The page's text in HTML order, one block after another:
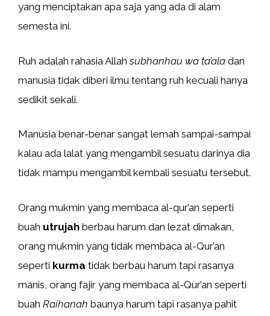
yang menciptakan apa saja yang ada di alam
semesta ini.
Ruh adalah rahasia Allahsubhanhau wa ta’ala dan
manusia tidak diberi ilmu tentang ruh kecuali hanya
sedikit sekali.
Manusia benar-benar sangat lemah sampai-sampai
kalau ada lalat yang mengambil sesuatu darinya dia
tidak mampu mengambil kembali sesuatu tersebut.
Orang mukmin yang membaca al-qur’an seperti
buah utrujah berbau harum dan lezat dimakan,
orang mukmin yang tidak membaca al-Qur’an
seperti kurma tidak berbau harum tapi rasanya
manis, orang fajir yang membaca al-Qur’an seperti
buah Raihanah baunya harum tapi rasanya pahit